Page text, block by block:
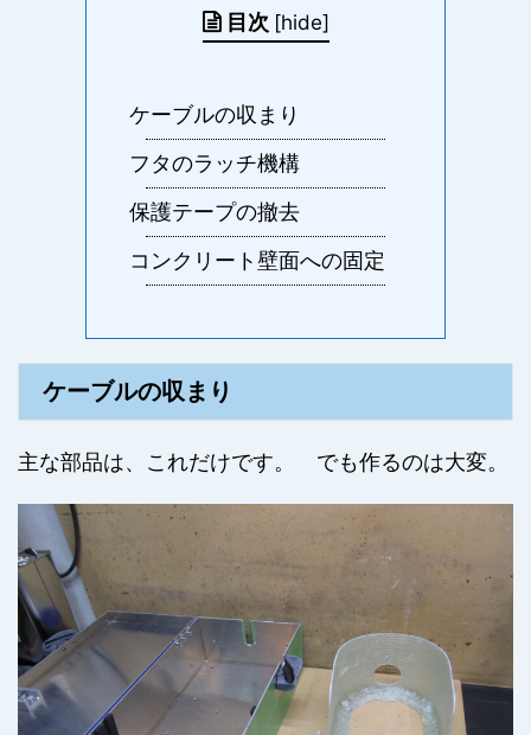
目次 [hide]
ケーブルの収まり
フタのラッチ機構
保護テープの撤去
コンクリート壁面への固定
ケーブルの収まり
主な部品は、これだけです。 でも作るのは大変。